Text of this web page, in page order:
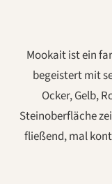
Mookait ist ein
begeistert mit
Ocker, Gelb,
Steinoberfläche
fließend, mal